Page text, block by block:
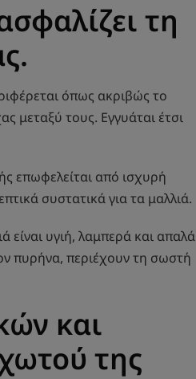
τη
όπως ακριβώς το
μεταξύ τους. Εγγυάται έτσι
επωφελείται από ισχυρή
συστατικά για τα μαλλιά.
είναι υγιή, λαμπερά και απαλά
πυρήνα, περιέχουν τη σωστή
και
της